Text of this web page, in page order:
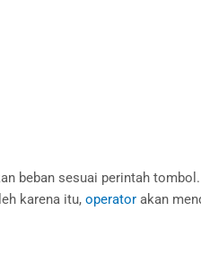
beban sesuai perintah
karena itu, operator akan